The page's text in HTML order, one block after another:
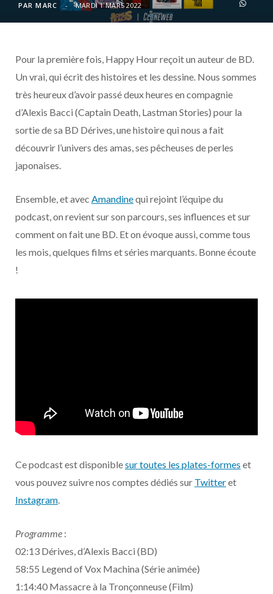
o t
r m
e d
u
PAR MARC MARDI 1 MARS 2022
Pour la première fois, Happy Hour reçoit un auteur de BD.
Un vrai, qui écrit des histoires et les dessine. Nous sommes
très heureux d’avoir passé deux heures en compagnie
d’Alexis Bacci (Captain Death, Lastman Stories) pour la
sortie de sa BD Dérives, une histoire qui nous a fait
découvrir l’univers des amas, ses pêcheuses de perles
japonaises.
Ensemble, et avec Amandinequi rejoint l’équipe du
podcast, on revient sur son parcours, ses influences et sur
comment on fait une BD. Et on évoque aussi, comme tous
les mois, quelques films et séries marquants. Bonne écoute
!
Ce podcast est disponiblesur toutes les plates-formes et
vous pouvez suivre nos comptes dédiés sur Twitteret
Instagram.
Programme :
02:13 Dérives, d’Alexis Bacci (BD)
58:55 Legend of Vox Machina (Série animée)
1:14:40 Massacre à la Tronçonneuse (Film)